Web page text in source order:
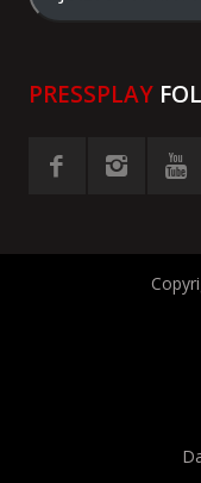
eingeben
PRESSPLAY